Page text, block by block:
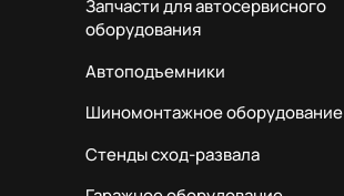
Запчасти для автосервисного
оборудования
Автоподъемники
Шиномонтажное оборудование
Стенды сход-развала